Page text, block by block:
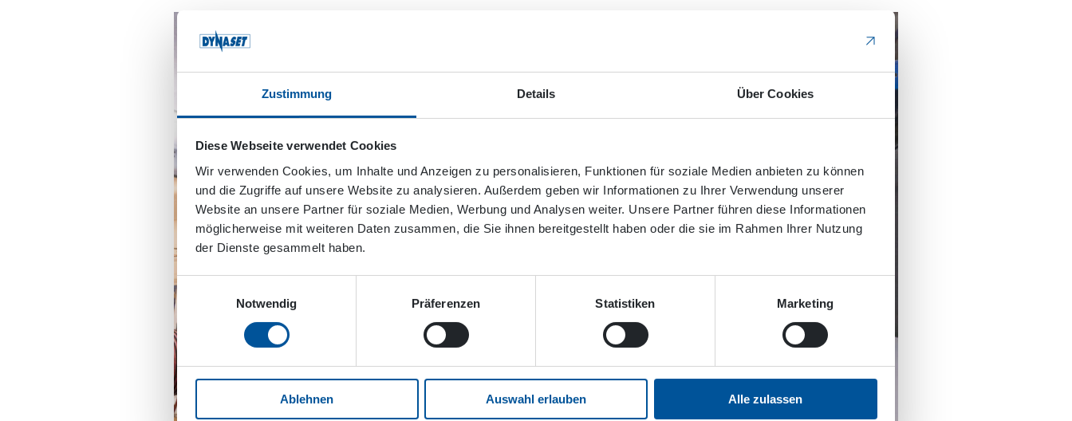
Zustimmung Details Über Cookies
Diese Webseite verwendet Cookies
Wir verwenden Cookies, um Inhalte und Anzeigen zu personalisieren, Funktionen für soziale Medien anbieten zu können
und die Zugriffe auf unsere Website zu analysieren. Außerdem geben wir Informationen zu Ihrer Verwendung unserer
Website an unsere Partner für soziale Medien, Werbung und Analysen weiter. Unsere Partner führen diese Informationen
möglicherweise mit weiteren Daten zusammen, die Sie ihnen bereitgestellt haben oder die sie im Rahmen Ihrer Nutzung
der Dienste gesammelt haben.
Einwilligungsauswahl
Notwendig
Präferenzen Statistiken Marketing
Ablehnen Auswahl erlauben Alle zulassen